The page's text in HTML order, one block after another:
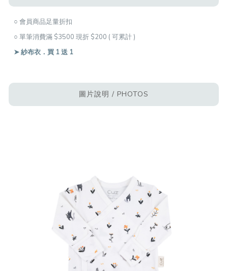
○ 會員商品足量折扣
○ 單筆消費滿 $3500 現折 $200 ( 可累計 )
➤ 紗布衣．買 1 送 1
圖片說明 / PHOTOS